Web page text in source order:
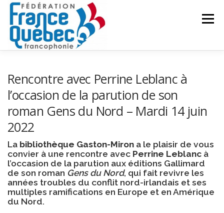
Aller
contenu
Menu
ACTUALITÉS CONGRÈS COMMUN CONTACT
INTRANET
Rencontre avec Perrine Leblanc à
l’occasion de la parution de son
roman Gens du Nord – Mardi 14 juin
2022
La bibliothèque Gaston-Miron a le plaisir de vous
convier à une rencontre avec Perrine Leblanc à
l’occasion de la parution aux éditions Gallimard
de son roman Gens du Nord, qui fait revivre les
années troubles du conflit nord-irlandais et ses
multiples ramifications en Europe et en Amérique
du Nord.